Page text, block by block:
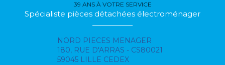
39 ANS À VOTRE SERVICE
Spécialiste pièces détachées électroménager
NORD PIECES MENAGER
180, RUE D'ARRAS - CS80021
59045 LILLE CEDEX